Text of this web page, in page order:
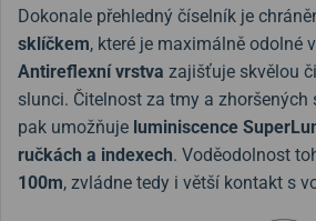
Dokonale přehledný číselník je
sklíčkem, které je maximálně odolné
Antireflexní vrstva zajišťuje skvělou
slunci. Čitelnost za tmy a zhoršených
pak umožňuje luminiscence
ručkách a indexech. Voděodolnost
100m, zvládne tedy i větší kontakt s